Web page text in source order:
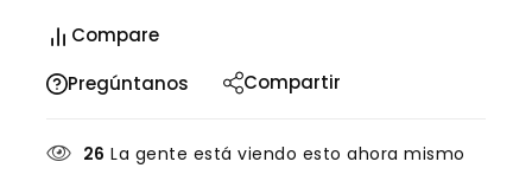
Compare
Pregúntanos
Compartir
26 La gente está viendo esto ahora mismo